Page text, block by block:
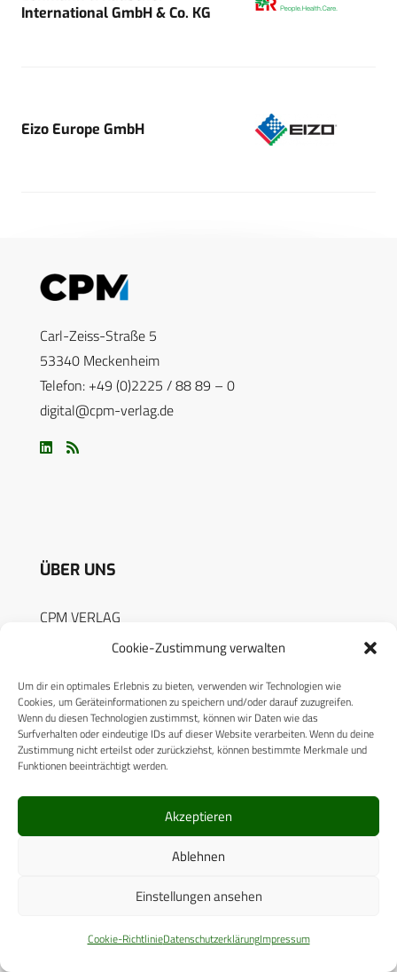
Cookie-Zustimmung verwalten
Um dir ein optimales Erlebnis zu bieten, verwenden wir Technologien wie
Cookies, um Geräteinformationen zu speichern und/oder darauf zuzugreifen.
Wenn du diesen Technologien zustimmst, können wir Daten wie das
Surfverhalten oder eindeutige IDs auf dieser Website verarbeiten. Wenn du deine
Zustimmung nicht erteilst oder zurückziehst, können bestimmte Merkmale und
Funktionen beeinträchtigt werden.
Akzeptieren
Ablehnen
Einstellungen ansehen
Cookie-RichtlinieDatenschutzerklärungImpressum
International GmbH & Co. KG
Eizo Europe GmbH
Carl-Zeiss-Straße 5
53340 Meckenheim
Telefon: +49 (0)2225 / 88 89 – 0
digital@cpm-verlag.de
ÜBER UNS
CPM VERLAG
CPM PUBLICATIONS
CPM EVENTS
KONTAKT
AUTORENHINWEISE
RECHTLICHES
Datenschutzerklärung